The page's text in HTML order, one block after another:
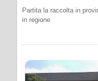
Partita la raccolta in
in regione